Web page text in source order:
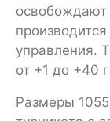
освобождают
управления.
от +1 до +40
Размеры